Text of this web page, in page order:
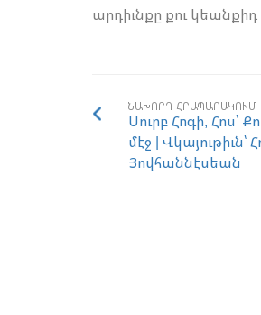
արդիւնքը քու կեանքիդ
ՆԱԽՈՐԴ ՀՐԱՊԱՐԱԿՈՒՄ
Սուրբ Հոգի, Հոս՝
մէջ | Վկայութիւն՝
Յովհաննէսեան